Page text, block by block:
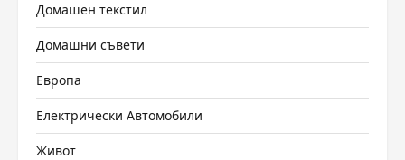
Домашен текстил
Домашни съвети
Европа
Електрически Автомобили
Живот